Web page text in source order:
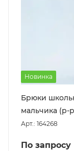
Новинка
Брюки
мальчика (р-р
Арт.: 164268
По запросу